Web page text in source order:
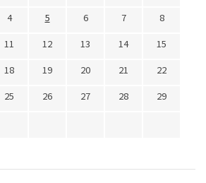
4 5 6 7
8
11 12 13 14
15
18 19 20 21
22
25 26 27 28
29